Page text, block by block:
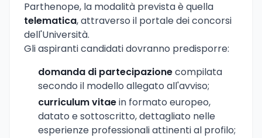
Parthenope, la modalità prevista è quella
telematica, attraverso il portale dei concorsi
dell'Università.
Gli aspiranti candidati dovranno predisporre:
domanda di partecipazionecompilata
secondo il modello allegato all'avviso;
curriculum vitaein formato europeo,
datato e sottoscritto, dettagliato nelle
esperienze professionali attinenti al profilo;